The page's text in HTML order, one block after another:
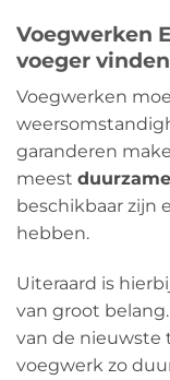
Voegwerken
voeger
Voegwerken
garanderen
meest
beschikbaar zijn
hebben.
Uiteraard is
van groot
van de nieuwste
voegwerk zo